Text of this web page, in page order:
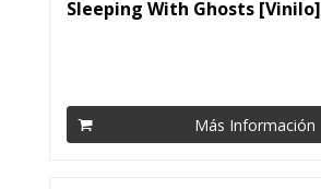
Sleeping With Ghosts [Vinilo]
Más Información